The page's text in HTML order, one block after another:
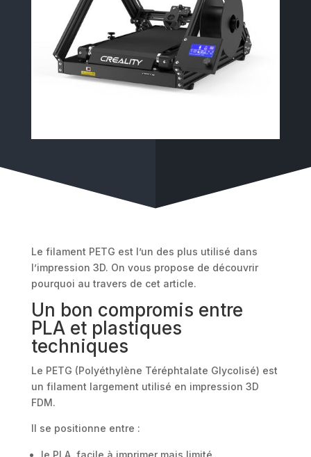
Le filament PETG est l’un des plus utilisé dans
l’impression 3D. On vous propose de découvrir
pourquoi au travers de cet article.
Un bon compromis entre
PLA et plastiques
techniques
Le PETG (Polyéthylène Téréphtalate Glycolisé) est
un filament largement utilisé en impression 3D
FDM.
Il se positionne entre :